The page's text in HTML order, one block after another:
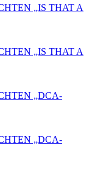
„IS THAT A
„IS THAT A
„DCA-
„DCA-